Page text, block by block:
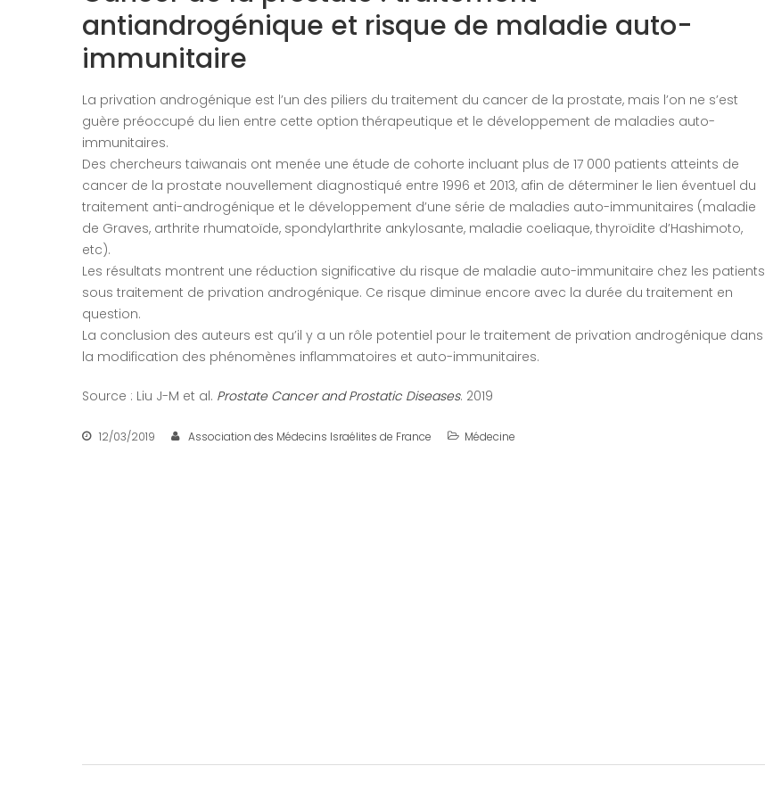
antiandrogénique et risque de maladie auto-
immunitaire
La privation androgénique est l’un des piliers du traitement du cancer de la prostate, mais l’on ne s’est
guère préoccupé du lien entre cette option thérapeutique et le développement de maladies auto-
immunitaires.
Des chercheurs taiwanais ont menée une étude de cohorte incluant plus de 17 000 patients atteints de
cancer de la prostate nouvellement diagnostiqué entre 1996 et 2013, afin de déterminer le lien éventuel du
traitement anti-androgénique et le développement d’une série de maladies auto-immunitaires (maladie
de Graves, arthrite rhumatoïde, spondylarthrite ankylosante, maladie coeliaque, thyroïdite d’Hashimoto,
etc).
Les résultats montrent une réduction significative du risque de maladie auto-immunitaire chez les patients
sous traitement de privation androgénique. Ce risque diminue encore avec la durée du traitement en
question.
La conclusion des auteurs est qu’il y a un rôle potentiel pour le traitement de privation androgénique dans
la modification des phénomènes inflammatoires et auto-immunitaires.
Source : Liu J-M et al. Prostate Cancer and Prostatic Diseases. 2019
12/03/2019 Association des Médecins Israélites de France Médecine